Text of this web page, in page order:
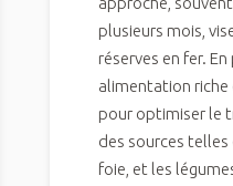
plusieurs mois,
réserves en fer.
alimentation riche
pour optimiser le
des sources telles
foie, et les